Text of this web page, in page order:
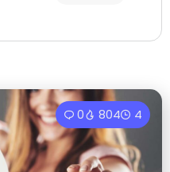
0 804 4